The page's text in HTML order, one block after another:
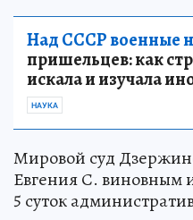
Над СССР военные
пришельцев: как
искала и изучала
НАУКА
Мировой суд
Евгения С. виновным
5 суток